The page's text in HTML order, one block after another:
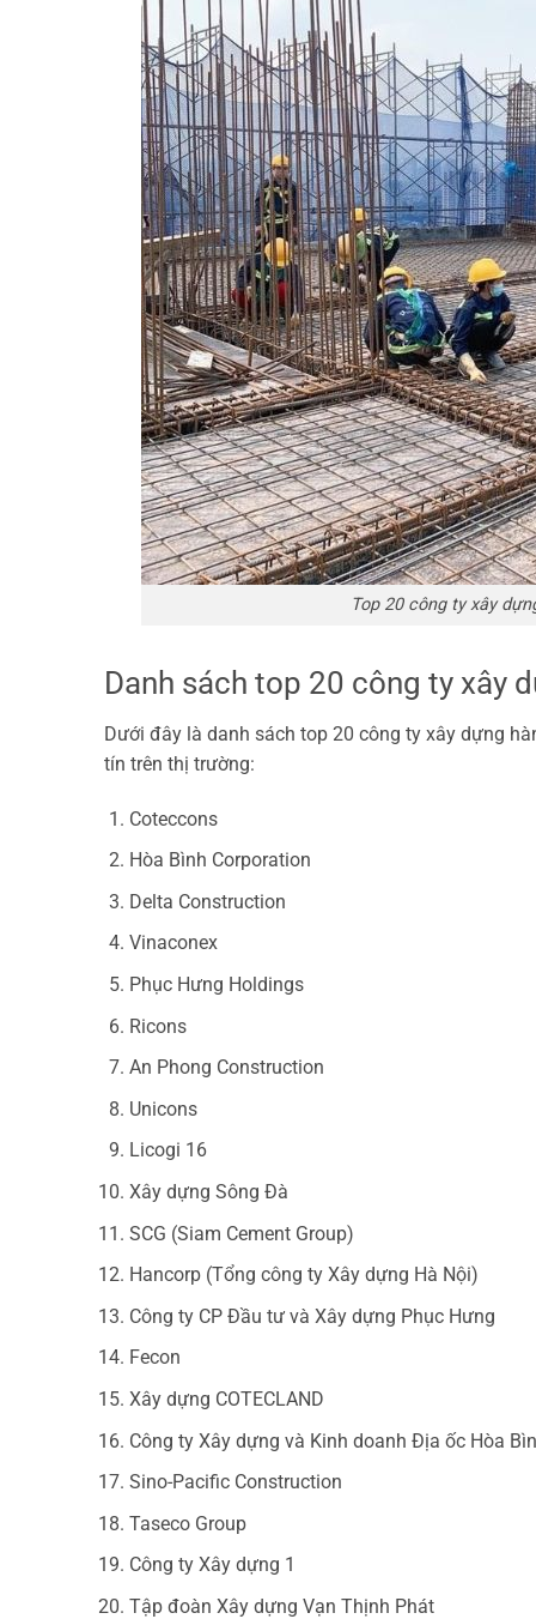
Top 20 công ty xây
Danh sách top 20 công ty xây
Dưới đây là danh sách top 20 công ty xây dựng
tín trên thị trường:
Coteccons
Hòa Bình Corporation
Delta Construction
Vinaconex
Phục Hưng Holdings
Ricons
An Phong Construction
Unicons
Licogi 16
Xây dựng Sông Đà
SCG (Siam Cement Group)
Hancorp (Tổng công ty Xây dựng Hà Nội)
Công ty CP Đầu tư và Xây dựng Phục Hưng
Fecon
Xây dựng COTECLAND
Công ty Xây dựng và Kinh doanh Địa ốc Hòa
Sino-Pacific Construction
Taseco Group
Công ty Xây dựng 1
Tập đoàn Xây dựng Vạn Thịnh Phát